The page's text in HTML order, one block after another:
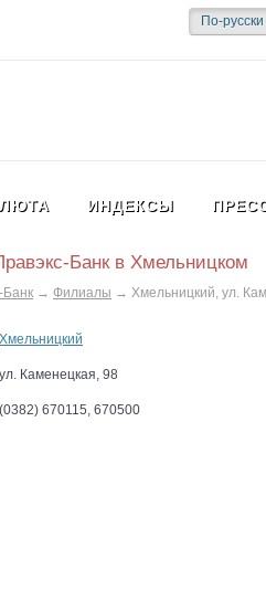
По-русски
ИНДЕКСЫ
Банк в Хмельницком
Банк → Филиалы → Хмельницкий, ул.
Хмельницкий
ул. Каменецкая, 98
(0382) 670115, 670500